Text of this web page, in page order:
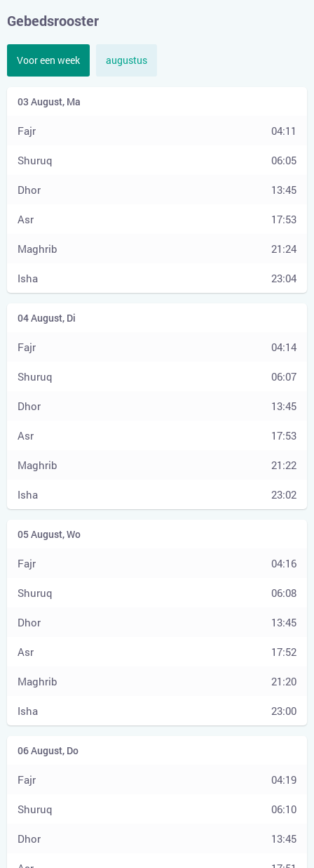
Gebedsrooster
Voor een week augustus
04:11
06:05
13:45
17:53
21:24
23:04
04:14
06:07
13:45
17:53
21:22
23:02
04:16
06:08
13:45
17:52
21:20
23:00
04:19
06:10
13:45